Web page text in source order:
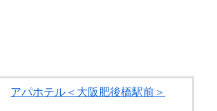
アパホテル＜大阪肥後橋駅前＞